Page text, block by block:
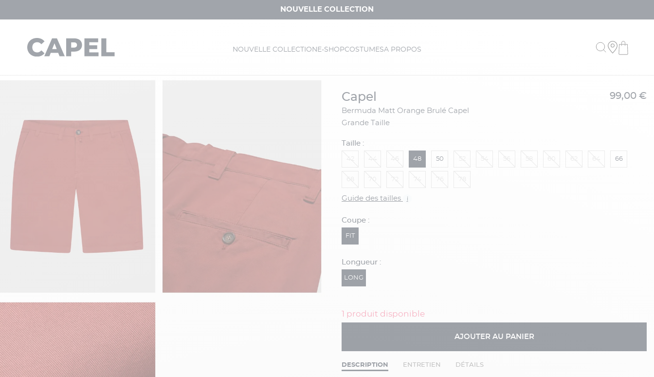
NOUVELLE COLLECTION
NOUVELLE COLLECTION E-SHOPCOSTUMESA PROPOS
capel
Bermuda Matt Orange Brulé Capel
Grande Taille
99,00 €
Taille :
48 50 66
Guide des tailles i
Coupe :
FIT
Longueur :
LONG
1 produit disponible
AJOUTER AU PANIER
DESCRIPTION ENTRETIEN DÉTAILS